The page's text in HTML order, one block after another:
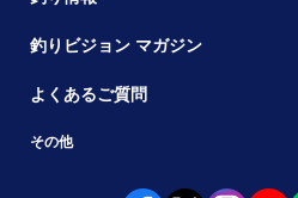
釣りビジョン マガジン
よくあるご質問
その他